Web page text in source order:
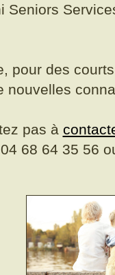
Seniors
pour des
nouvelles
pas à
68 64 35 56